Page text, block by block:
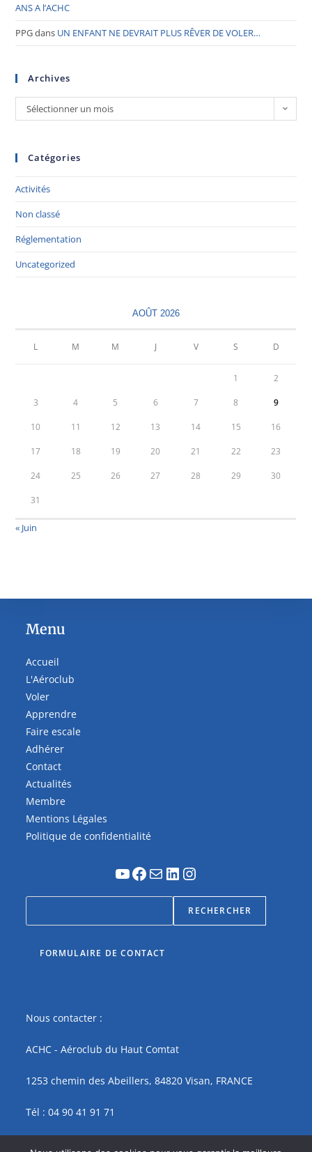
ANS A l’ACHC
PPGdans UN ENFANT NE DEVRAIT PLUS RÊVER DE VOLER…
Archives
Sélectionner un mois
Catégories
Activités
Non classé
Réglementation
Uncategorized
AOÛT 2026
L M M J V S D
1 2
3 4 5 6 7 8 9
10 11 12 13 14 15 16
17 18 19 20 21 22 23
24 25 26 27 28 29 30
31
« Juin
Menu
Accueil
L'Aéroclub
Voler
Apprendre
Faire escale
Adhérer
Contact
Actualités
Membre
Mentions Légales
Politique de confidentialité
RECHERCHER
FORMULAIRE DE CONTACT
Nous contacter :
ACHC - Aéroclub du Haut Comtat
1253 chemin des Abeillers, 84820 Visan, FRANCE
Tél : 04 90 41 91 71